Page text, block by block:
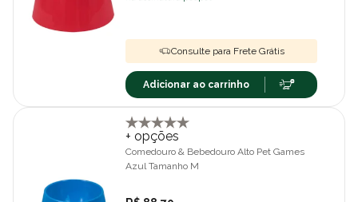
Consulte para Frete Grátis
Adicionar ao carrinho
+ opções
Comedouro & Bebedouro Alto Pet Games
Azul Tamanho M